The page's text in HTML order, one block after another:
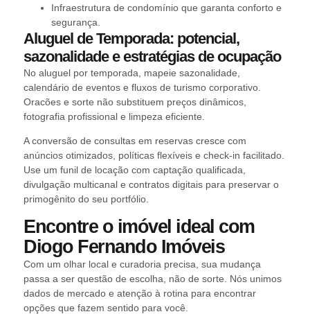
Infraestrutura de condomínio que garanta conforto e
segurança.
Aluguel de Temporada: potencial,
sazonalidade e estratégias de ocupação
No aluguel por temporada, mapeie sazonalidade,
calendário de eventos e fluxos de turismo corporativo.
Oracões e sorte não substituem preços dinâmicos,
fotografia profissional e limpeza eficiente.
A conversão de consultas em reservas cresce com
anúncios otimizados, políticas flexíveis e check-in facilitado.
Use um funil de locação com captação qualificada,
divulgação multicanal e contratos digitais para preservar o
primogênito do seu portfólio.
Encontre o imóvel ideal com
Diogo Fernando Imóveis
Com um olhar local e curadoria precisa, sua mudança
passa a ser questão de escolha, não de sorte. Nós unimos
dados de mercado e atenção à rotina para encontrar
opções que fazem sentido para você.